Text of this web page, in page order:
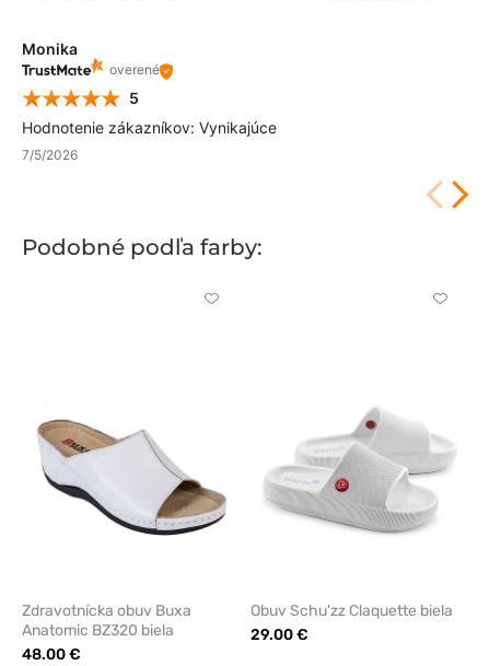
Monika
overené
5
Hodnotenie zákazníkov: Vynikajúce
7/5/2026
Podobné podľa farby:
Kliknite
Zdravotnícka obuv Buxa
Anatomic BZ320 biela
48.00 €
Kliknite
Obuv Schu'zz Claquette biela
29.00 €